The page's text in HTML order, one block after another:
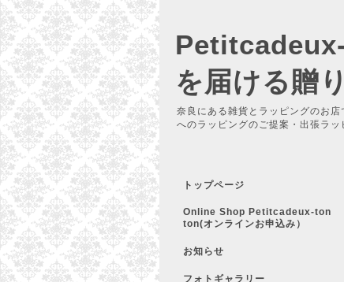
を届ける贈
奈良にある雑貨とラッピングのお
へのラッピングのご提案・出張ラ
トップページ
Online Shop Petitcadeux-ton
ton(オンラインお申込み）
お知らせ
フォトギャラリー